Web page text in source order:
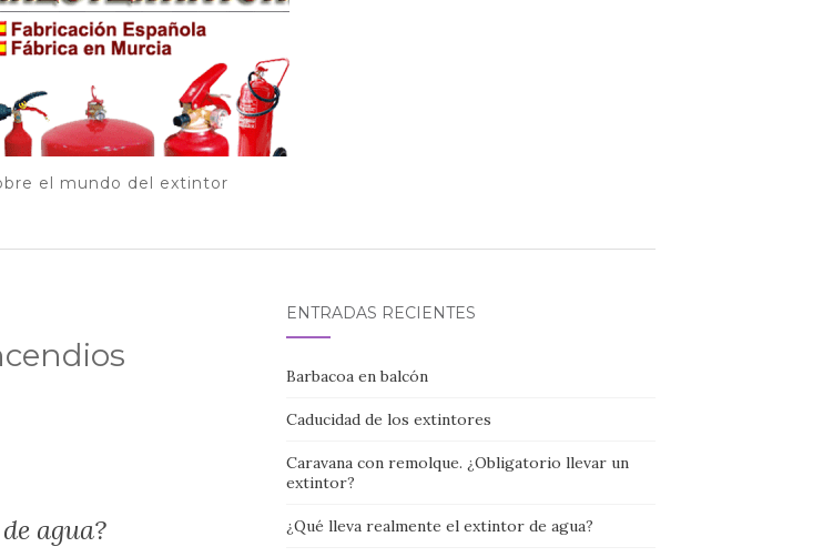
el mundo del extintor
agua?
ENTRADAS RECIENTES
Barbacoa en balcón
Caducidad de los extintores
Caravana con remolque. ¿Obligatorio llevar un
extintor?
¿Qué lleva realmente el extintor de agua?